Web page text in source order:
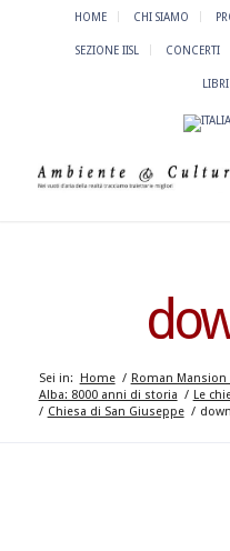
HOME CHI SIAMO
SEZIONE IISL CONCERTI
LIBRI
Sei in: Home / Roman Mansion
Alba: 8000 anni di storia / Le
/ Chiesa di San Giuseppe /